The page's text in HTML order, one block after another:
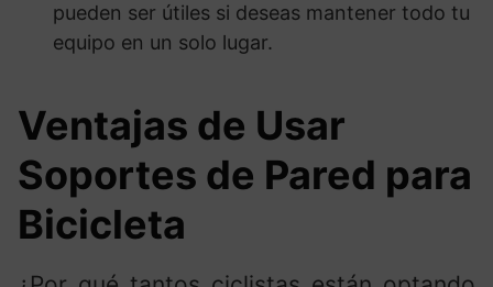
pueden ser útiles si deseas mantener todo tu
equipo en un solo lugar.
Ventajas de Usar
Soportes de Pared para
Bicicleta